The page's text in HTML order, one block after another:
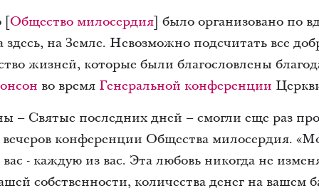
[Общество милосердия] было организовано по
на Земле. Невозможно подсчитать все
жизней, которые были благословлены
во время Генеральной конференции
– Святые последних дней – смогли еще раз
конференции Общества милосердия.
- каждую из вас. Эта любовь никогда не
собственности, количества денег на вашем